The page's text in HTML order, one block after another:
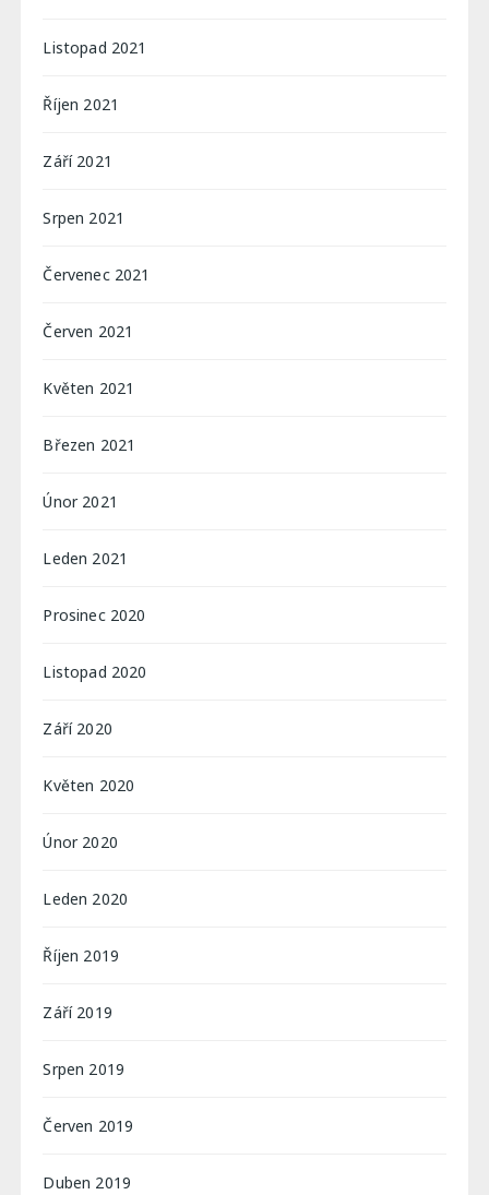
Listopad 2021
Říjen 2021
Září 2021
Srpen 2021
Červenec 2021
Červen 2021
Květen 2021
Březen 2021
Únor 2021
Leden 2021
Prosinec 2020
Listopad 2020
Září 2020
Květen 2020
Únor 2020
Leden 2020
Říjen 2019
Září 2019
Srpen 2019
Červen 2019
Duben 2019